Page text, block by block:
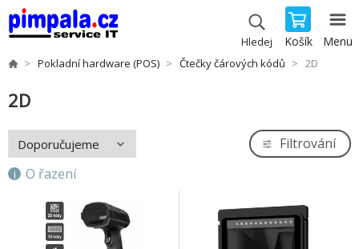
Hledej Košík Menu
Pokladní hardware (POS) Čtečky čárových kódů 2D
2D
O řazení
Filtrování